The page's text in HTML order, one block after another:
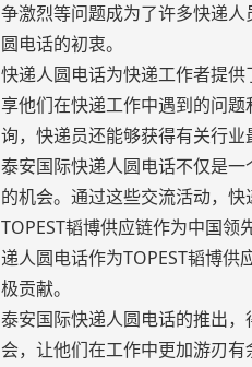
争激烈等问题成为了许多快递
圆电话的初衷。
快递人圆电话为快递工作者提
享他们在快递工作中遇到的问
询，快递员还能够获得有关行业
泰安国际快递人圆电话不仅是
的机会。通过这些交流活动，
TOPEST韬博供应链作为中国
递人圆电话作为TOPEST韬博
极贡献。
泰安国际快递人圆电话的推出
会，让他们在工作中更加游刃